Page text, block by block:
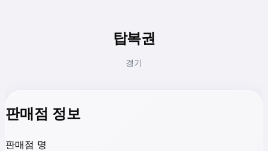
탑복권
경기
판매점 정보
판매점 명